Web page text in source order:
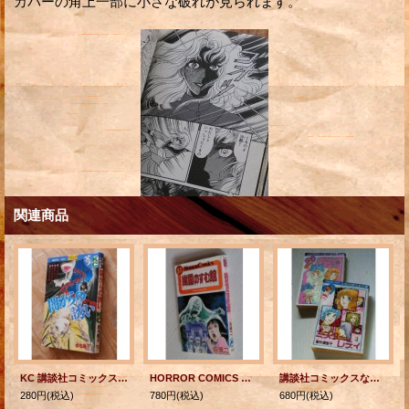
関連商品
KC 講談社コミックスフレンド ”闇からの誘い” 成毛 厚子
280円(税込)
HORROR COMICS 幽霊のすむ館 浜慎二 秋田書店 1987/初版本
780円(税込)
講談社コミックスなかよし ”ミスターレディー” 著者 里中満智子 全2巻
680円(税込)